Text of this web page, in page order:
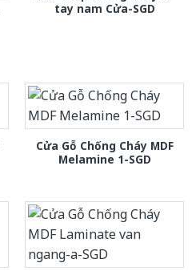
tay nam Cửa-SGD
Cửa Gỗ Chống Cháy MDF
Melamine 1-SGD